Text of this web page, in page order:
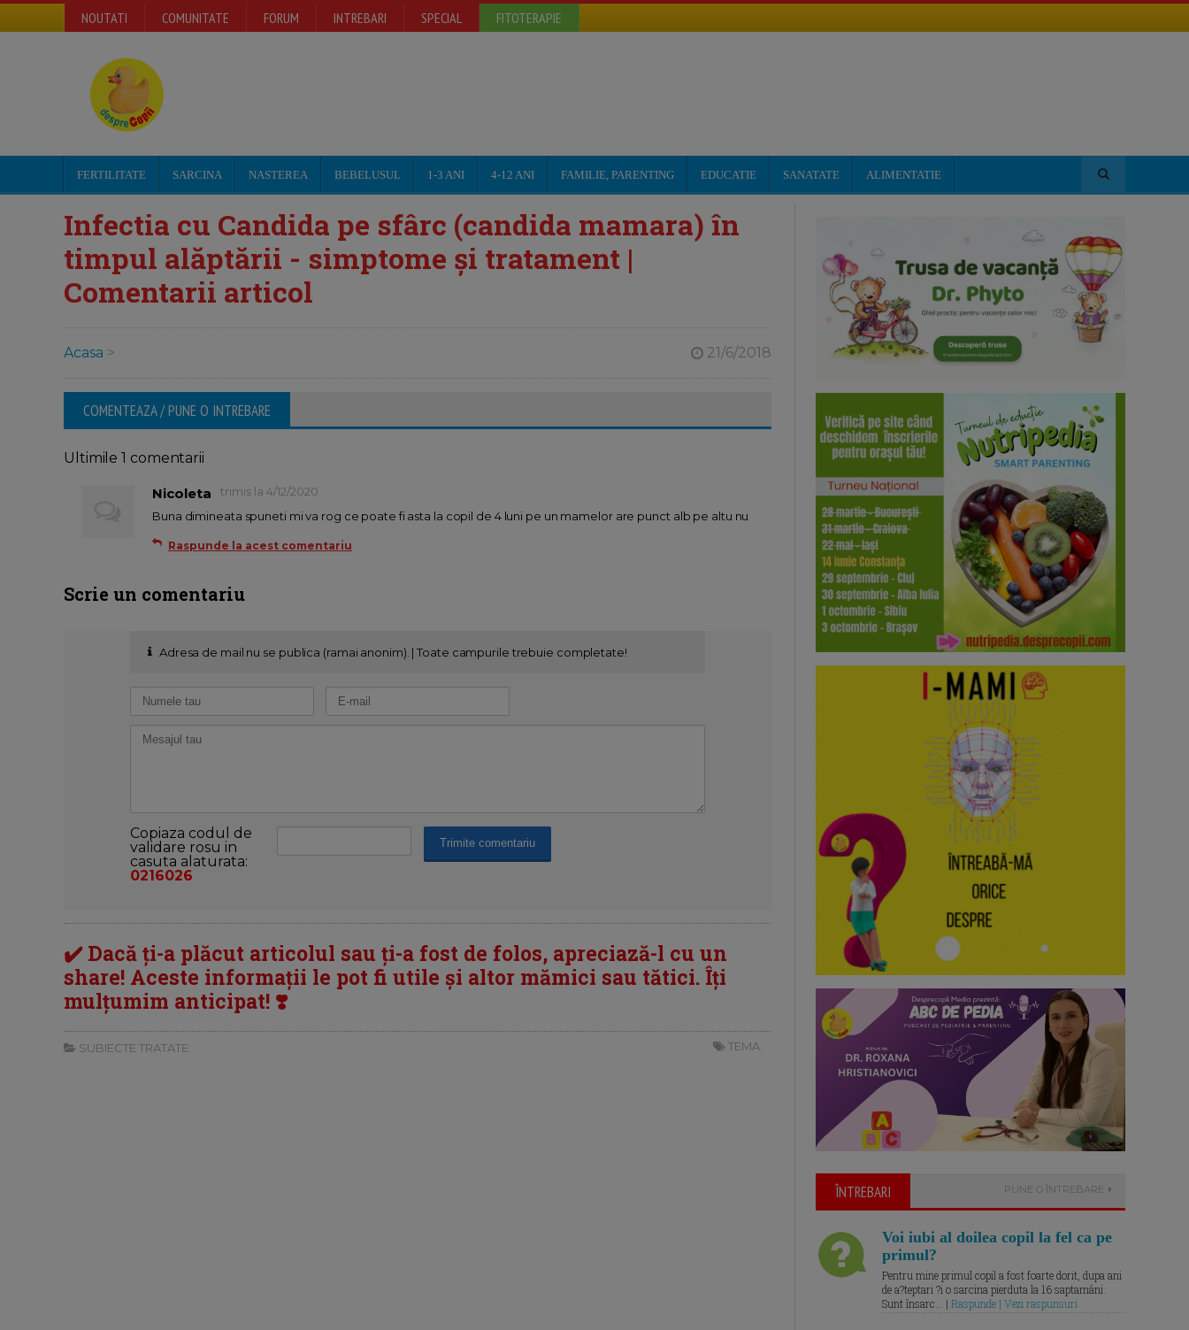
NOUTATI COMUNITATE FORUM INTREBARI SPECIAL FITOTERAPIE
FERTILITATE SARCINA NASTEREA BEBELUSUL 1-3 ANI 4-12 ANI FAMILIE, PARENTING EDUCATIE SANATATE ALIMENTATIE
Infectia cu Candida pe sfârc (candida mamara) în
timpul alăptării - simptome şi tratament |
Comentarii articol
Acasa > 21/6/2018
COMENTEAZA / PUNE O INTREBARE
Ultimile 1 comentarii
Nicoleta
trimis la 4/12/2020
Buna dimineata spuneti mi va rog ce poate fi asta la copil de 4 luni pe un mamelor are punct alb pe altu nu
Raspunde la acest comentariu
Scrie un comentariu
Adresa de mail nu se publica (ramai anonim). | Toate campurile trebuie completate!
Copiaza codul de
validare rosu in
casuta alaturata:
0216026
✔️ Dacă ți-a plăcut articolul sau ți-a fost de folos, apreciază-l cu un
share! Aceste informații le pot fi utile și altor mămici sau tătici. Îți
mulțumim anticipat! ❣️
SUBIECTE TRATATE: TEMA:
ÎNTREBARI PUNE O ÎNTREBARE
Voi iubi al doilea copil la fel ca pe
primul?
Pentru mine primul copil a fost foarte dorit, dupa ani
de a?teptari ?i o sarcina pierduta la 16 saptamâni.
Sunt însarc... | Raspunde | Vezi raspunsuri